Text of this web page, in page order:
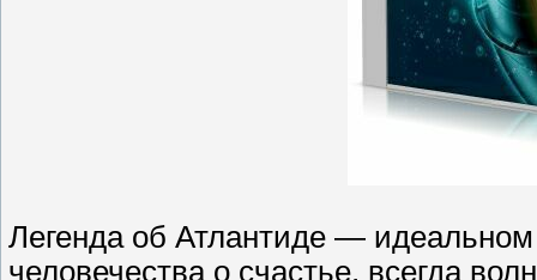
Легенда об Атлантиде — идеальном
человечества о счастье, всегда